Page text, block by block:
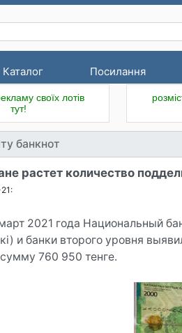
Каталог Посилання
своїх лотів
тут!
банкнот
растет количество
2021 года Национальный
и банки второго уровня
760 950 тенге.